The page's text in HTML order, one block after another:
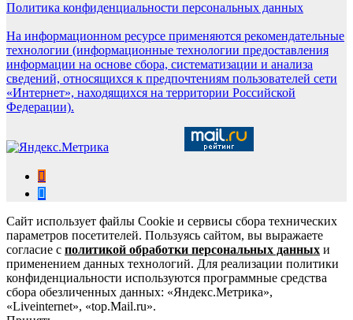
Политика конфиденциальности персональных данных
На информационном ресурсе применяются рекомендательные
технологии (информационные технологии предоставления
информации на основе сбора, систематизации и анализа
сведений, относящихся к предпочтениям пользователей сети
«Интернет», находящихся на территории Российской
Федерации).
Сайт использует файлы Cookie и сервисы сбора технических
параметров посетителей. Пользуясь сайтом, вы выражаете
согласие с политикой обработки персональных данных и
применением данных технологий. Для реализации политики
конфиденциальности используются программные средства
сбора обезличенных данных: «Яндекс.Метрика»,
«Liveinternet», «top.Mail.ru».